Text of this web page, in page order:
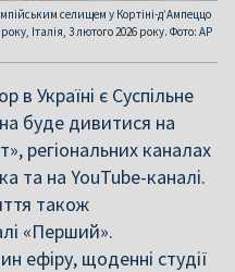
селищем у Кортіні-д’Ампеццо
Італія, 3 лютого 2026 року. Фото: AP
в Україні є Суспільне
буде дивитися на
регіональних каналах
та на YouTube-каналі.
також
«Перший».
ефіру, щоденні студії